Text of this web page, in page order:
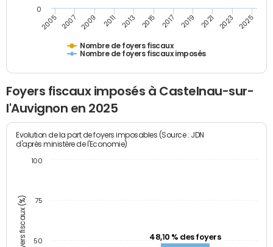
Nombre de foyers fiscaux
Nombre de foyers fiscaux imposés
2005 2007 2009 2011 2013 2015 2017 2019 2021 2023 2025
0
Foyers fiscaux imposés à Castelnau-sur-
l'Auvignon en 2025
Evolution de la part de foyers imposables (Source : JDN
d'après ministère de l'Economie)
48,10 % des foyers
50
75
100